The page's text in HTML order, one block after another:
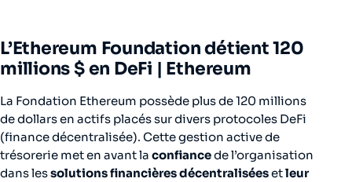
L’Ethereum Foundation détient 120
millions $ en DeFi | Ethereum
La Fondation Ethereum possède plus de 120 millions
de dollars en actifs placés sur divers protocoles DeFi
(finance décentralisée). Cette gestion active de
trésorerie met en avant la confiancede l’organisation
dans lessolutions financières décentraliséesetleur